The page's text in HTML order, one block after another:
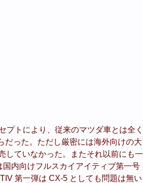
プトにより、従来のマツダ車とは全く
だった。ただし厳密には海外向けの大
していなかった。またそれ以前にも一
内向けフルスカイアイティブ第一号
第一弾は CX-5 としても問題は無い